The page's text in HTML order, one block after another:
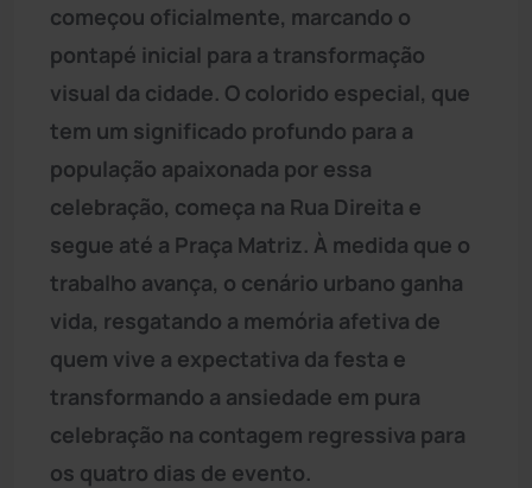
começou oficialmente, marcando o
pontapé inicial para a transformação
visual da cidade. O colorido especial, que
tem um significado profundo para a
população apaixonada por essa
celebração, começa na Rua Direita e
segue até a Praça Matriz. À medida que o
trabalho avança, o cenário urbano ganha
vida, resgatando a memória afetiva de
quem vive a expectativa da festa e
transformando a ansiedade em pura
celebração na contagem regressiva para
os quatro dias de evento.